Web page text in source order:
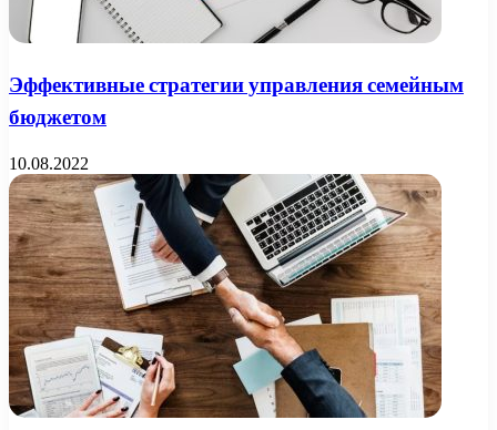
Эффективные стратегии управления семейным
бюджетом
10.08.2022